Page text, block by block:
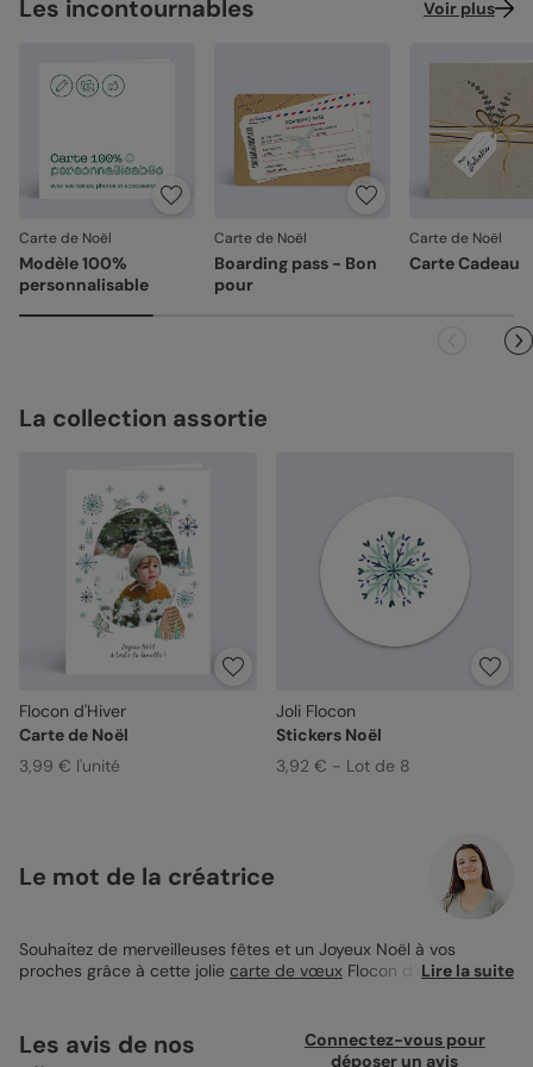
Les incontournables Voir plus
Carte de Noël
Modèle 100%
personnalisable
Carte de Noël
Boarding pass - Bon
pour
Carte de Noël
Carte Cadeau
La collection assortie
Flocon d'Hiver
Carte de Noël
3,99 € l'unité
Joli Flocon
Stickers Noël
3,92 € - Lot de 8
Le mot de la créatrice
Souhaitez de merveilleuses fêtes et un Joyeux Noël à vos
proches grâce à cette jolie carte de vœux Flocon d’Hiver ! Son
pour que vous puissiez y insérer une jolie photo de votre famille
ou encore de votre enfant ! Autour, j’ai voulu donner une
Lire la suite
Les avis de nos
Connectez-vous pour
déposer un avis